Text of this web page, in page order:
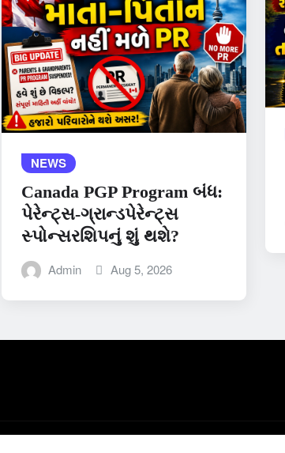
NEWS
Canada PGP Program બંધ:
પેરેન્ટ્સ-ગ્રાન્ડપેરેન્ટ્સ
સ્પોન્સરશિપનું શું થશે?
Admin Aug 5, 2026